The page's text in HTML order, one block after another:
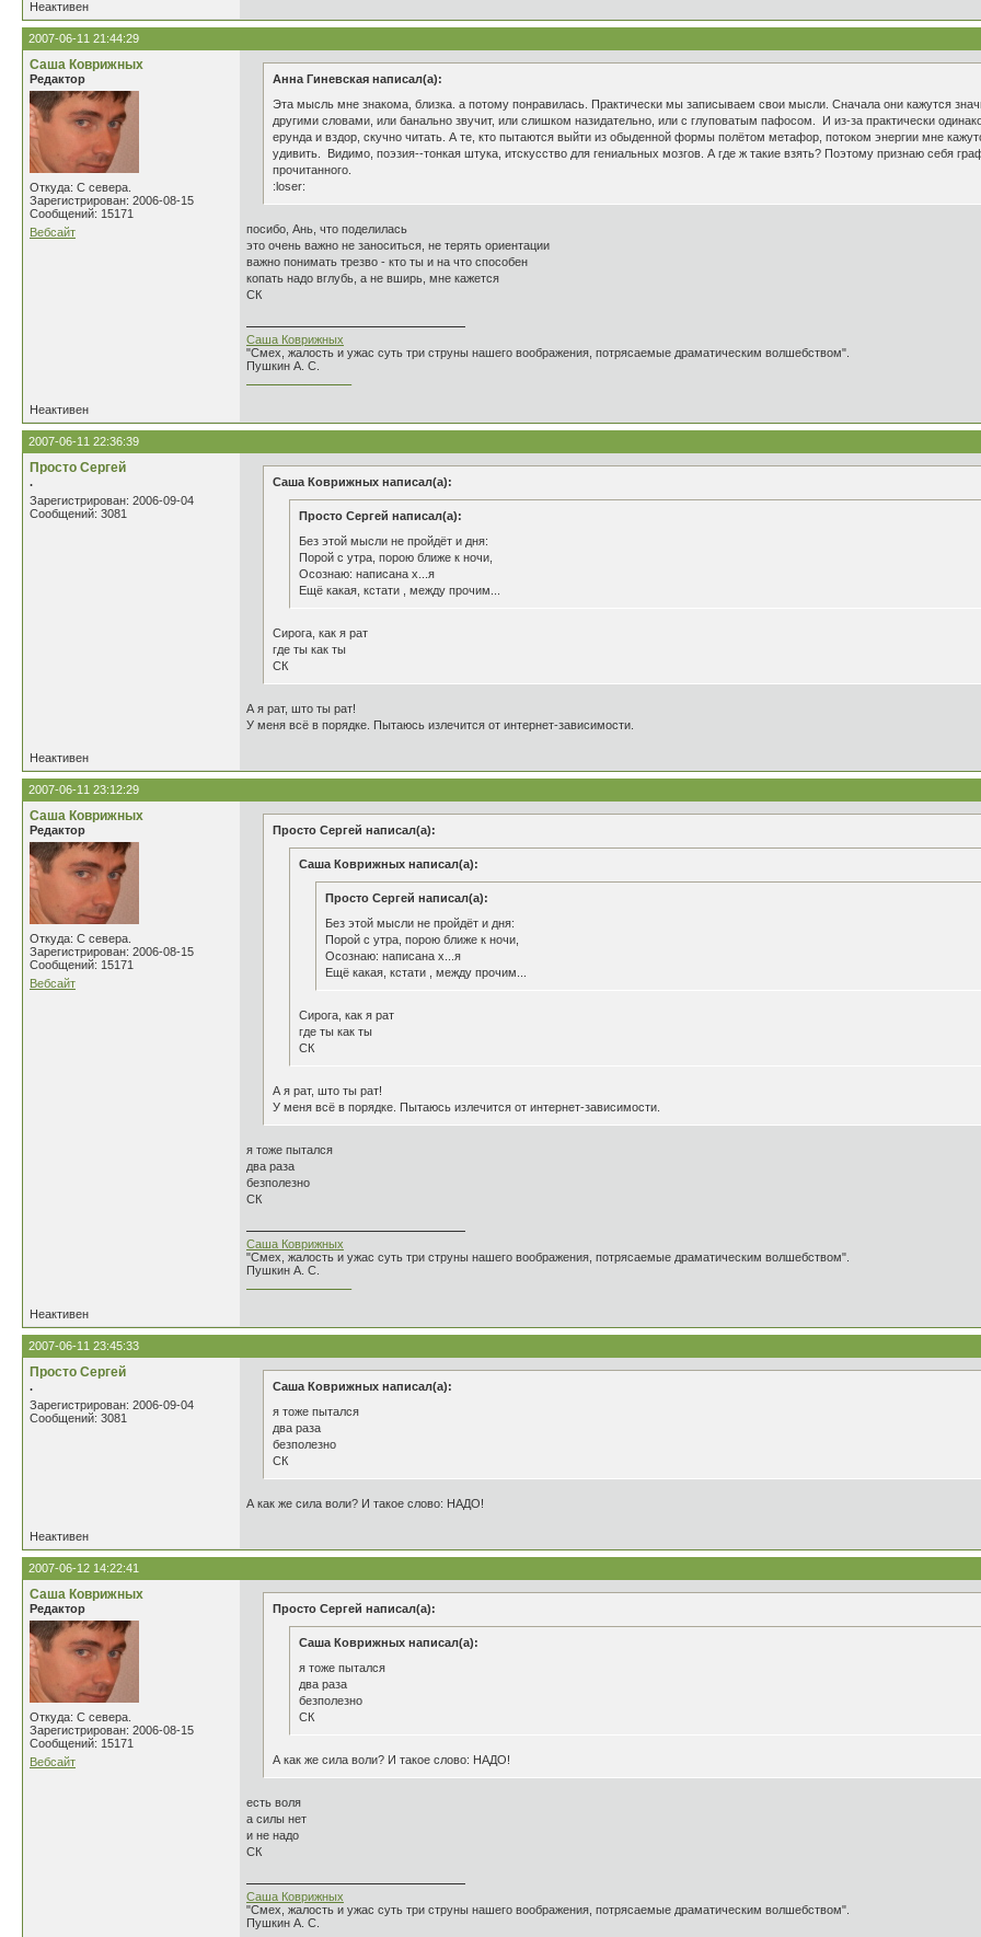
Неактивен
2007-06-11 21:44:29
Саша Коврижных
Редактор
Откуда: С севера.
Зарегистрирован: 2006-08-15
Сообщений: 15171
Вебсайт
Анна Гиневская написал(а):
Эта мысль мне знакома, близка. а потому понравилась. Практически мы записываем свои мысли. Сначала они кажутся
другими словами, или банально звучит, или слишком назидательно, или с глуповатым пафосом. И из-за практически
ерунда и вздор, скучно читать. А те, кто пытаются выйти из обыденной формы полётом метафор, потоком энергии мне
удивить. Видимо, поэзия--тонкая штука, итскусство для гениальных мозгов. А где ж такие взять? Поэтому признаю себя
прочитанного.
:loser:
посибо, Ань, что поделилась
это очень важно не заноситься, не терять ориентации
важно понимать трезво - кто ты и на что способен
копать надо вглубь, а не вширь, мне кажется
СК
Саша Коврижных
"Смех, жалость и ужас суть три струны нашего воображения, потрясаемые драматическим волшебством".
Пушкин А. С.
Неактивен
2007-06-11 22:36:39
Просто Сергей
.
Зарегистрирован: 2006-09-04
Сообщений: 3081
Саша Коврижных написал(а):
Просто Сергей написал(а):
Без этой мысли не пройдёт и дня:
Порой с утра, порою ближе к ночи,
Осознаю: написана х...я
Ещё какая, кстати , между прочим...
Сирога, как я рат
где ты как ты
СК
А я рат, што ты рат!
У меня всё в порядке. Пытаюсь излечится от интернет-зависимости.
Неактивен
2007-06-11 23:12:29
Саша Коврижных
Редактор
Откуда: С севера.
Зарегистрирован: 2006-08-15
Сообщений: 15171
Вебсайт
Просто Сергей написал(а):
Саша Коврижных написал(а):
Просто Сергей написал(а):
Без этой мысли не пройдёт и дня:
Порой с утра, порою ближе к ночи,
Осознаю: написана х...я
Ещё какая, кстати , между прочим...
Сирога, как я рат
где ты как ты
СК
А я рат, што ты рат!
У меня всё в порядке. Пытаюсь излечится от интернет-зависимости.
я тоже пытался
два раза
безполезно
СК
Саша Коврижных
"Смех, жалость и ужас суть три струны нашего воображения, потрясаемые драматическим волшебством".
Пушкин А. С.
Неактивен
2007-06-11 23:45:33
Просто Сергей
.
Зарегистрирован: 2006-09-04
Сообщений: 3081
Саша Коврижных написал(а):
я тоже пытался
два раза
безполезно
СК
А как же сила воли? И такое слово: НАДО!
Неактивен
2007-06-12 14:22:41
Саша Коврижных
Редактор
Откуда: С севера.
Зарегистрирован: 2006-08-15
Сообщений: 15171
Вебсайт
Просто Сергей написал(а):
Саша Коврижных написал(а):
я тоже пытался
два раза
безполезно
СК
А как же сила воли? И такое слово: НАДО!
есть воля
а силы нет
и не надо
СК
Саша Коврижных
"Смех, жалость и ужас суть три струны нашего воображения, потрясаемые драматическим волшебством".
Пушкин А. С.